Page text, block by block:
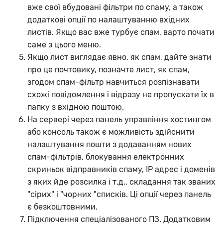
вже свої вбудовані фільтри по спаму, а також
додаткові опції по налаштуванню вхідних
листів. Якщо вас вже турбує спам, варто почати
саме з цього меню.
Якщо лист виглядає явно, як спам, дайте знати
про це почтовику, позначте лист, як спам,
згодом спам-фільтр навчиться розпізнавати
схожі повідомлення і відразу не пропускати їх в
папку з вхідною поштою.
На сервері через панель управління хостингом
або консоль також є можливість здійснити
налаштування пошти з додаванням нових
спам-фільтрів, блокування електронних
скриньок відправників спаму, IP адрес і доменів
з яких йде розсилка і т.д., складання так званих
"сірих" і "чорних "списків. Ці опції через панель
є безкоштовними.
Підключення спеціалізованого ПЗ. Додатковим